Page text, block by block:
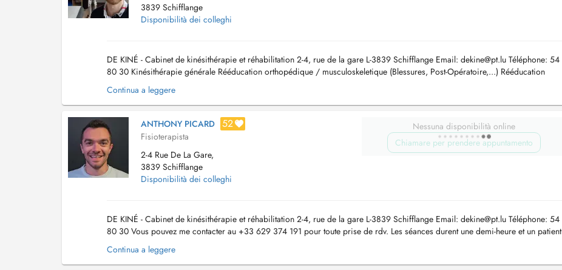
3839 Schifflange
Disponibilità dei colleghi
DE KINÉ - Cabinet de kinésithérapie et réhabilitation 2-4, rue de la gare L-3839 Schifflange Email: dekine@pt.lu Téléphone: 54
80 30 Kinésithérapie générale Rééducation orthopédique / musculoskeletique (Blessures, Post-Opératoire,...) Rééducation
neurologique Rééducation cardio-respir...
Continua a leggere
ANTHONY PICARD 52
Fisioterapista
2-4 Rue De La Gare,
3839 Schifflange
Disponibilità dei colleghi
Nessuna disponibilità online
Chiamare per prendere appuntamento
DE KINÉ - Cabinet de kinésithérapie et réhabilitation 2-4, rue de la gare L-3839 Schifflange Email: dekine@pt.lu Téléphone: 54
80 30 Vous pouvez me contacter au +33 629 374 191 pour toute prise de rdv. Les séances durent une demi-heure et un patient
est consulté à la fois. Rééducatio...
Continua a leggere